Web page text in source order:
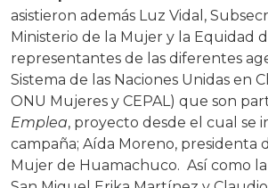
asistieron además Luz Vidal,
Ministerio de la Mujer y la Equidad
representantes de las diferentes
Sistema de las Naciones Unidas en
ONU Mujeres y CEPAL) que son
Emplea, proyecto desde el cual se
campaña; Aída Moreno, presidenta
Mujer de Huamachuco. Así como